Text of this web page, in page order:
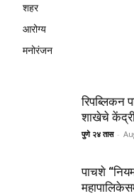
शहर
आरोग्य
मनोरंजन
रिपब्लिकन
शाखेचे
पुणे २४ तास -
पाचशे